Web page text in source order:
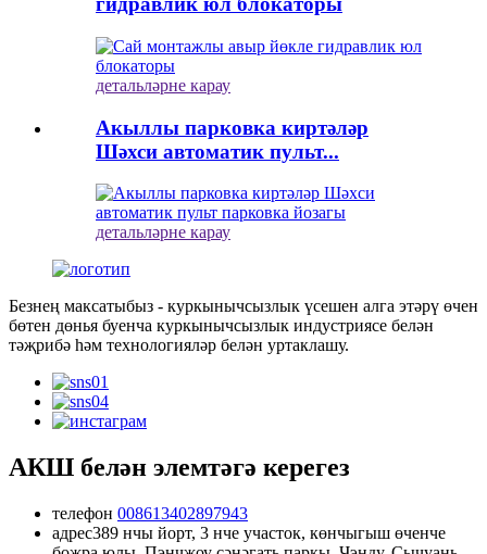
детальләрне карау
Акыллы парковка киртәләр
Шәхси автоматик пульт...
детальләрне карау
Безнең максатыбыз - куркынычсызлык үсешен алга этәрү өчен
бөтен дөнья буенча куркынычсызлык индустриясе белән
тәҗрибә һәм технологияләр белән уртаклашу.
АКШ белән элемтәгә керегез
телефон 008613402897943
адрес389 нчы йорт, 3 нче участок, көнчыгыш өченче